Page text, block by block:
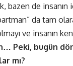
bazen de
da tam
ve insanın
Peki, bugün
mı?